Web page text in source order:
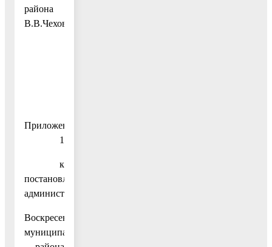
района
В.В.Чехов
Приложение
1
к
постановлению
администрации
Воскресенского
муниципального